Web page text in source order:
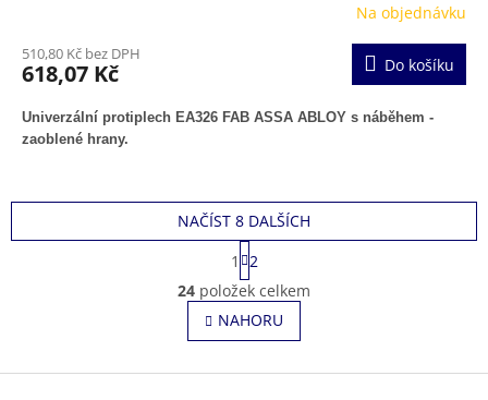
Na objednávku
510,80 Kč bez DPH
618,07 Kč Do košíku
Univerzální protiplech EA326 FAB ASSA ABLOY s náběhem -
zaoblené hrany.
O
v
l
á
NAČÍST 8 DALŠÍCH
S
t
r
á
n
k
v
1
2
24 položek celkem
NAHORU
Z